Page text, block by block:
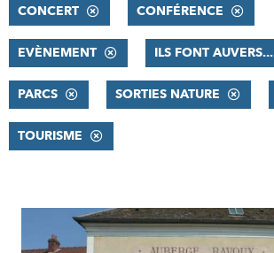
CONCERT CONFÉRENCE
EVÈNEMENT ILS FONT AUVERS...
PARCS SORTIES NATURE
TOURISME
RÉSULTATS